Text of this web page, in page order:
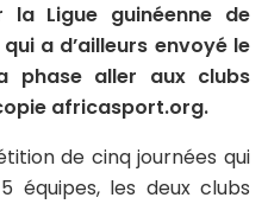
la Ligue guinéenne de
a d’ailleurs envoyé le
phase aller aux clubs
africasport.org.
de cinq journées qui
équipes, les deux clubs